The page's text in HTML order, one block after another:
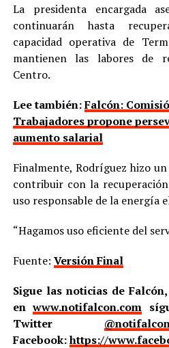
La presidenta encargada
continuarán hasta
capacidad operativa de
mantienen las labores de
Centro.
Lee también:Falcón:
Trabajadores propone
aumento salarial
Finalmente, Rodríguez hizo
contribuir con la
uso responsable de la energía
“Hagamos uso eficiente del
Fuente: Versión Final
Sigue las noticias de
enwww.notifalcon.com
Twitter
Facebook:https://